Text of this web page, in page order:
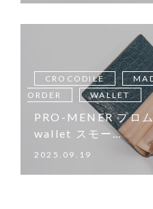
CROCODILE
ORDER
WALLET
PRO-MENER プロ
wallet スモー…
2025.09.19